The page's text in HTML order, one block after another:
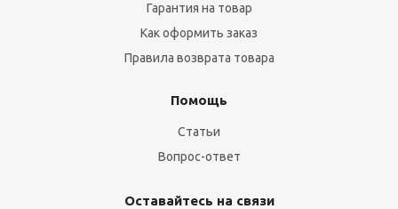
Гарантия на товар
Как оформить заказ
Правила возврата товара
Помощь
Статьи
Вопрос-ответ
Оставайтесь на связи